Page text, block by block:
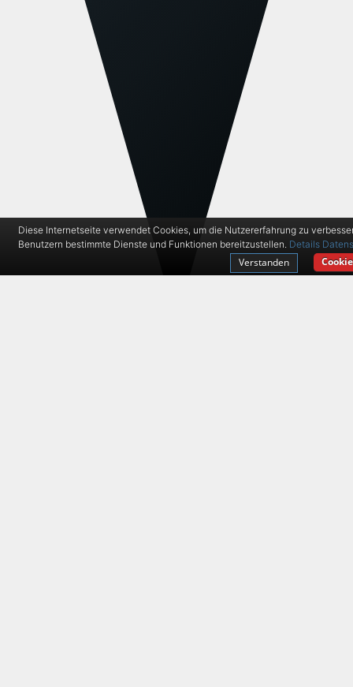
Diese Internetseite verwendet Cookies, um die Nutzererfahrung zu
Benutzern bestimmte Dienste und Funktionen bereitzustellen. Details
Verstanden